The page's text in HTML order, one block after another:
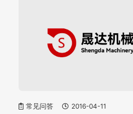
常见问答 2016-04-11